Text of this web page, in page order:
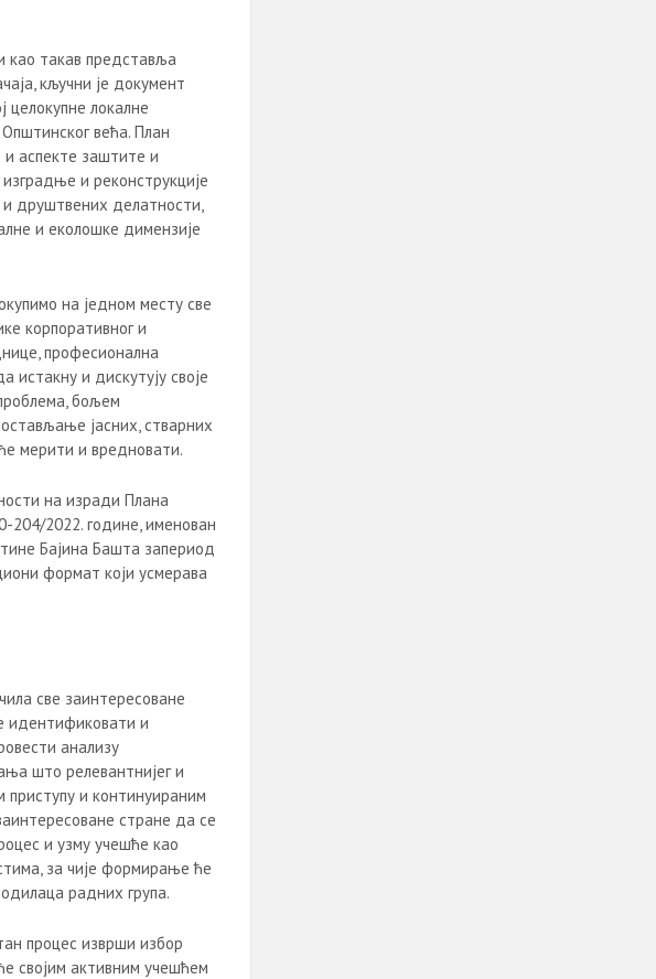
као такав представља
кључни је документ
целокупне локалне
већа. План
аспекте заштите и
и реконструкције
друштвених делатности,
и еколошке димензије
на једном месту све
корпоративног и
професионална
и дискутују своје
бољем
јасних, стварних
мерити и вредновати.
на изради Плана
204/2022. године, именован
Бајина Башта запериод
формат који усмерава
све заинтересоване
идентификовати и
анализу
што релевантнијег и
приступу и континуираним
стране да се
и узму учешће као
за чије формирање ће
радних група.
процес изврши избор
својим активним учешћем